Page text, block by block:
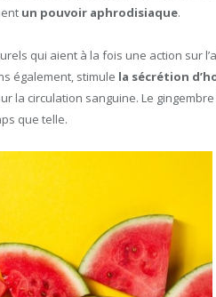
un pouvoir aphrodisiaque.
qui aient à la fois une action sur
également, stimule la sécrétion
la circulation sanguine. Le gingembre
que telle.